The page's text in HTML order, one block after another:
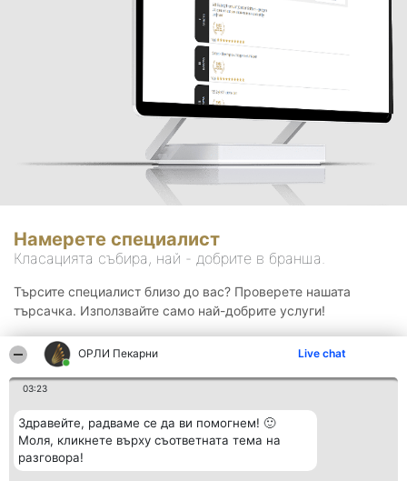
ОРЛИ Пекарни Live chat
03:23
Здравейте, радваме се да ви помогнем! 🙂
Моля, кликнете върху съответната тема на
разговора!
Намерете специалист
Класацията събира, най - добрите в бранша.
Търсите специалист близо до вас? Проверете нашата
търсачка. Използвайте само най-добрите услуги!